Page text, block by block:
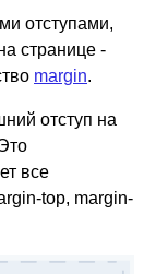
отступами,
странице -
margin.
отступ на
все
top, margin-